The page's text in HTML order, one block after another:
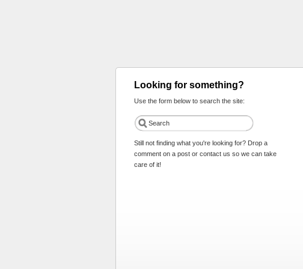
Looking for something?
Use the form below to search the site:
Still not finding what you're looking for? Drop a
comment on a post or contact us so we can take
care of it!